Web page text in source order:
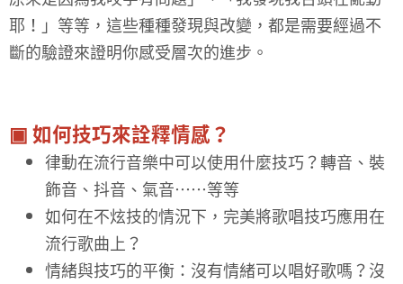
耶！」等等，這些種種發現與改變，都是需要經過不
斷的驗證來證明你感受層次的進步。
▣ 如何技巧來詮釋情感？
律動在流行音樂中可以使用什麼技巧？轉音、裝
飾音、抖音、氣音⋯⋯等等
如何在不炫技的情況下，完美將歌唱技巧應用在
流行歌曲上？
情緒與技巧的平衡：沒有情緒可以唱好歌嗎？沒